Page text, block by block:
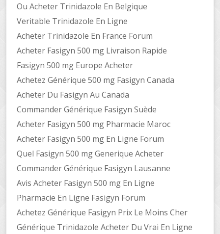
Ou Acheter Trinidazole En Belgique
Veritable Trinidazole En Ligne
Acheter Trinidazole En France Forum
Acheter Fasigyn 500 mg Livraison Rapide
Fasigyn 500 mg Europe Acheter
Achetez Générique 500 mg Fasigyn Canada
Acheter Du Fasigyn Au Canada
Commander Générique Fasigyn Suède
Acheter Fasigyn 500 mg Pharmacie Maroc
Acheter Fasigyn 500 mg En Ligne Forum
Quel Fasigyn 500 mg Generique Acheter
Commander Générique Fasigyn Lausanne
Avis Acheter Fasigyn 500 mg En Ligne
Pharmacie En Ligne Fasigyn Forum
Achetez Générique Fasigyn Prix Le Moins Cher
Générique Trinidazole Acheter Du Vrai En Ligne